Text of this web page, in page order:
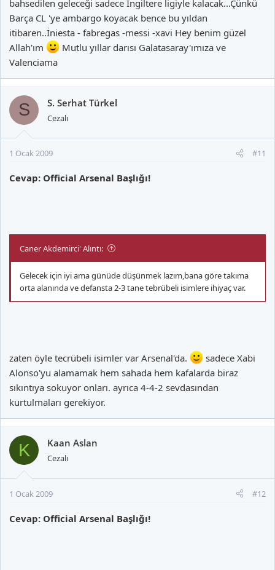
bahsedilen geleceği sadece İngiltere ligiyle kalacak...Çünkü
Barça CL 'ye ambargo koyacak bence bu yıldan
itibaren..İniesta - fabregas -messi -xavi Hey benim güzel
Allah'ım
Mutlu yıllar darısı Galatasaray'ımıza ve
Valenciama
S S. Serhat Türkel
Cezalı
1 Ocak 2009 #11
Cevap: Official Arsenal Başlığı!
Caner Akdemirci' Alıntı:
Gelecek için iyi ama günüde düşünmek lazım,bana göre takıma
orta alanında ve defansta 2-3 tane tebrübeli isimlere ihiyaç var.
zaten öyle tecrübeli isimler var Arsenal'da.
sadece Xabi
Alonso'yu alamamak hem sahada hem kafalarda biraz
sıkıntıya sokuyor onları. ayrıca 4-4-2 sevdasından
kurtulmaları gerekiyor.
K Kaan Aslan
Cezalı
1 Ocak 2009 #12
Cevap: Official Arsenal Başlığı!